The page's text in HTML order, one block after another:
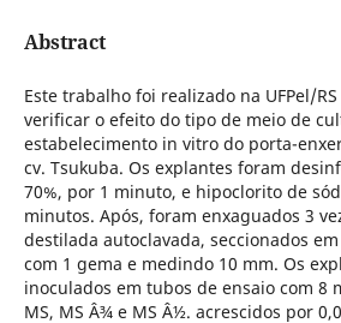
Abstract
Este trabalho foi realizado na UFPel/
verificar o efeito do tipo de meio de
estabelecimento in vitro do porta-
cv. Tsukuba. Os explantes foram
70%, por 1 minuto, e hipoclorito de
minutos. Após, foram enxaguados 3
destilada autoclavada, seccionados
com 1 gema e medindo 10 mm. Os
inoculados em tubos de ensaio com 8
MS, MS Â¾ e MS Â½. acrescidos por